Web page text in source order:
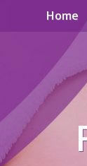
Home